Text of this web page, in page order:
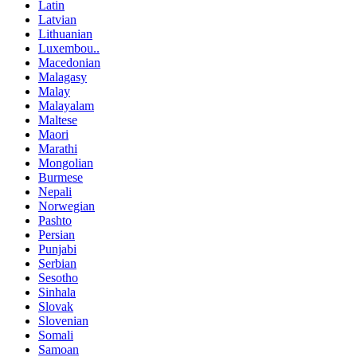
Latin
Latvian
Lithuanian
Luxembou..
Macedonian
Malagasy
Malay
Malayalam
Maltese
Maori
Marathi
Mongolian
Burmese
Nepali
Norwegian
Pashto
Persian
Punjabi
Serbian
Sesotho
Sinhala
Slovak
Slovenian
Somali
Samoan